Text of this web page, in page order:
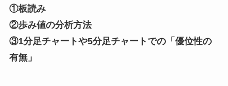
①板読み
②歩み値の分析方法
③1分足チャートや5分足チャートでの「優位性の
有無」